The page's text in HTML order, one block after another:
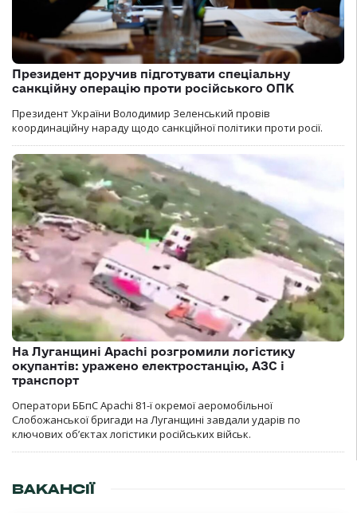
Президент доручив підготувати спеціальну
санкційну операцію проти російського ОПК
Президент України Володимир Зеленський провів
координаційну нараду щодо санкційної політики проти росії.
На Луганщині Apachi розгромили логістику
окупантів: уражено електростанцію, АЗС і
транспорт
Оператори ББпС Apachi 81-ї окремої аеромобільної
Слобожанської бригади на Луганщині завдали ударів по
ключових об’єктах логістики російських військ.
ВАКАНСІЇ